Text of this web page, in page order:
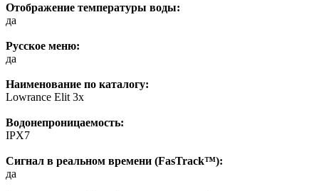
Отображение температуры воды:
да
Русское меню:
да
Наименование по каталогу:
Lowrance Elit 3x
Водонепроницаемость:
IPX7
Сигнал в реальном времени (FasTrack™):
да